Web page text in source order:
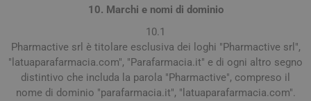
10. Marchi e nomi di dominio
10.1
Pharmactive srl è titolare esclusiva dei loghi "Pharmactive srl",
"latuaparafarmacia.com", "Parafarmacia.it" e di ogni altro segno
distintivo che includa la parola "Pharmactive", compreso il
nome di dominio "parafarmacia.it", "latuaparafarmacia.com".